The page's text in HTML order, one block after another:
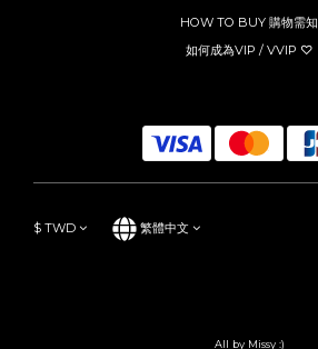
HOW TO BUY 購物需知
如何成為VIP / VVIP ♡
$ TWD 繁體中文
All by Missy :)